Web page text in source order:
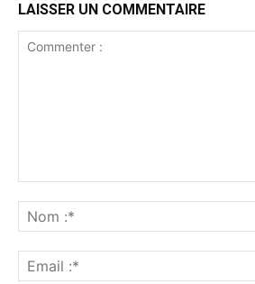
LAISSER UN COMMENTAIRE